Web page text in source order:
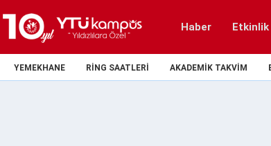
Haber Etkinlik
YEMEKHANE RING SAATLERI AKADEMIK TAKVIM